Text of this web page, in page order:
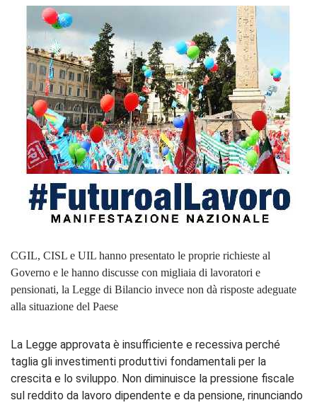
CGIL, CISL e UIL hanno presentato le proprie richieste al
Governo e le hanno discusse con migliaia di lavoratori e
pensionati, la Legge di Bilancio invece non dà risposte adeguate
alla situazione del Paese
La Legge approvata è insufficiente e recessiva perché
taglia gli investimenti produttivi fondamentali per la
crescita e lo sviluppo. Non diminuisce la pressione fiscale
sul reddito da lavoro dipendente e da pensione, rinunciando